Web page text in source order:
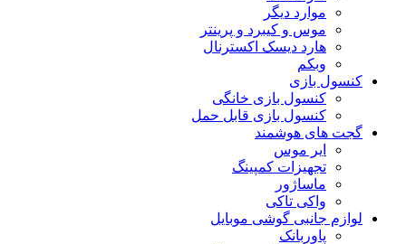
موارد دیگر
موس و کیبرد و پرینتر
هارد دیسک اکسترنال
وبکم
کنسول بازی
کنسول بازی خانگی
کنسول بازی قابل حمل
گجت های هوشمند
ایر موس
تجهیزات کمپینگ
ماساژور
واکی تاکی
لوازم جانبی گوشی موبایل
پاوربانک